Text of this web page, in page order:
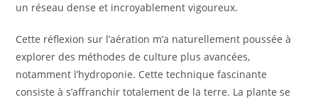
un réseau dense et incroyablement vigoureux.
Cette réflexion sur l’aération m’a naturellement poussée à
explorer des méthodes de culture plus avancées,
notamment l’hydroponie. Cette technique fascinante
consiste à s’affranchir totalement de la terre. La plante se